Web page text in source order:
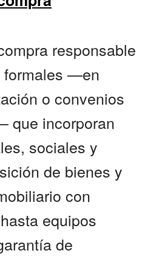
responsable
formales —en
o convenios
que incorporan
sociales y
de bienes y
con
equipos
de